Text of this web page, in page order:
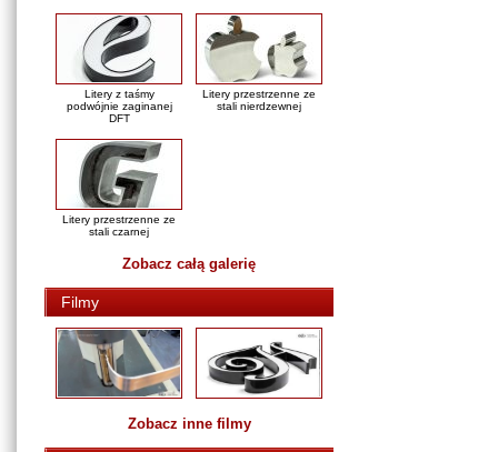
Litery z taśmy
podwójnie zaginanej
DFT
Litery przestrzenne ze
stali nierdzewnej
Litery przestrzenne ze
stali czarnej
Zobacz całą galerię
Filmy
Zobacz inne filmy